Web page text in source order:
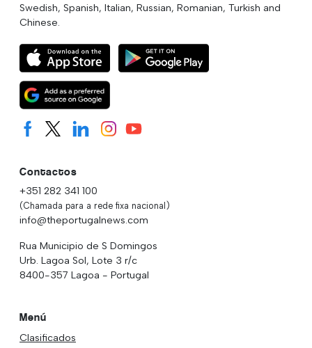
Swedish, Spanish, Italian, Russian, Romanian, Turkish and
Chinese.
Contactos
+351 282 341 100
(Chamada para a rede fixa nacional)
info@theportugalnews.com
Rua Municipio de S Domingos
Urb. Lagoa Sol, Lote 3 r/c
8400-357 Lagoa - Portugal
Menú
Clasificados